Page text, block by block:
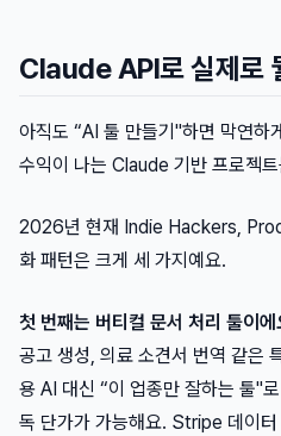
Claude API로 실제로
아직도 “AI 툴 만들기"하면 막연하
수익이 나는 Claude 기반 프로젝
2026년 현재 Indie Hackers,
화 패턴은 크게 세 가지예요.
첫 번째는 버티컬 문서 처리 툴이에
공고 생성, 의료 소견서 번역 같은
용 AI 대신 “이 업종만 잘하는 툴"
독 단가가 가능해요. Stripe 데이